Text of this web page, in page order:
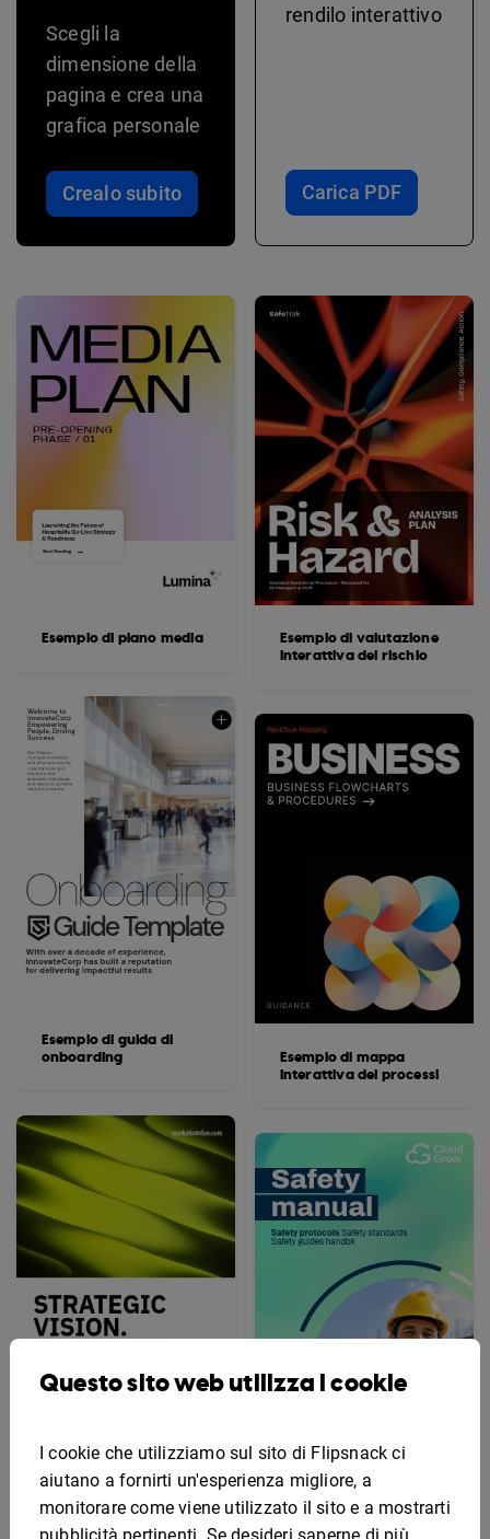
Scegli la
dimensione della
pagina e crea una
grafica personale
Crealo subito
rendilo interattivo
Carica PDF
Esempio di piano media
Esempio di guida di
onboarding
Esempio di piano di
marketing
Esempio di valutazione
interattiva del rischio
Esempio di mappa
interattiva dei processi
Modello interattivo di
manuale di sicurezza
Questo sito web utilizza i cookie
I cookie che utilizziamo sul sito di Flipsnack ci
aiutano a fornirti un'esperienza migliore, a
monitorare come viene utilizzato il sito e a mostrarti